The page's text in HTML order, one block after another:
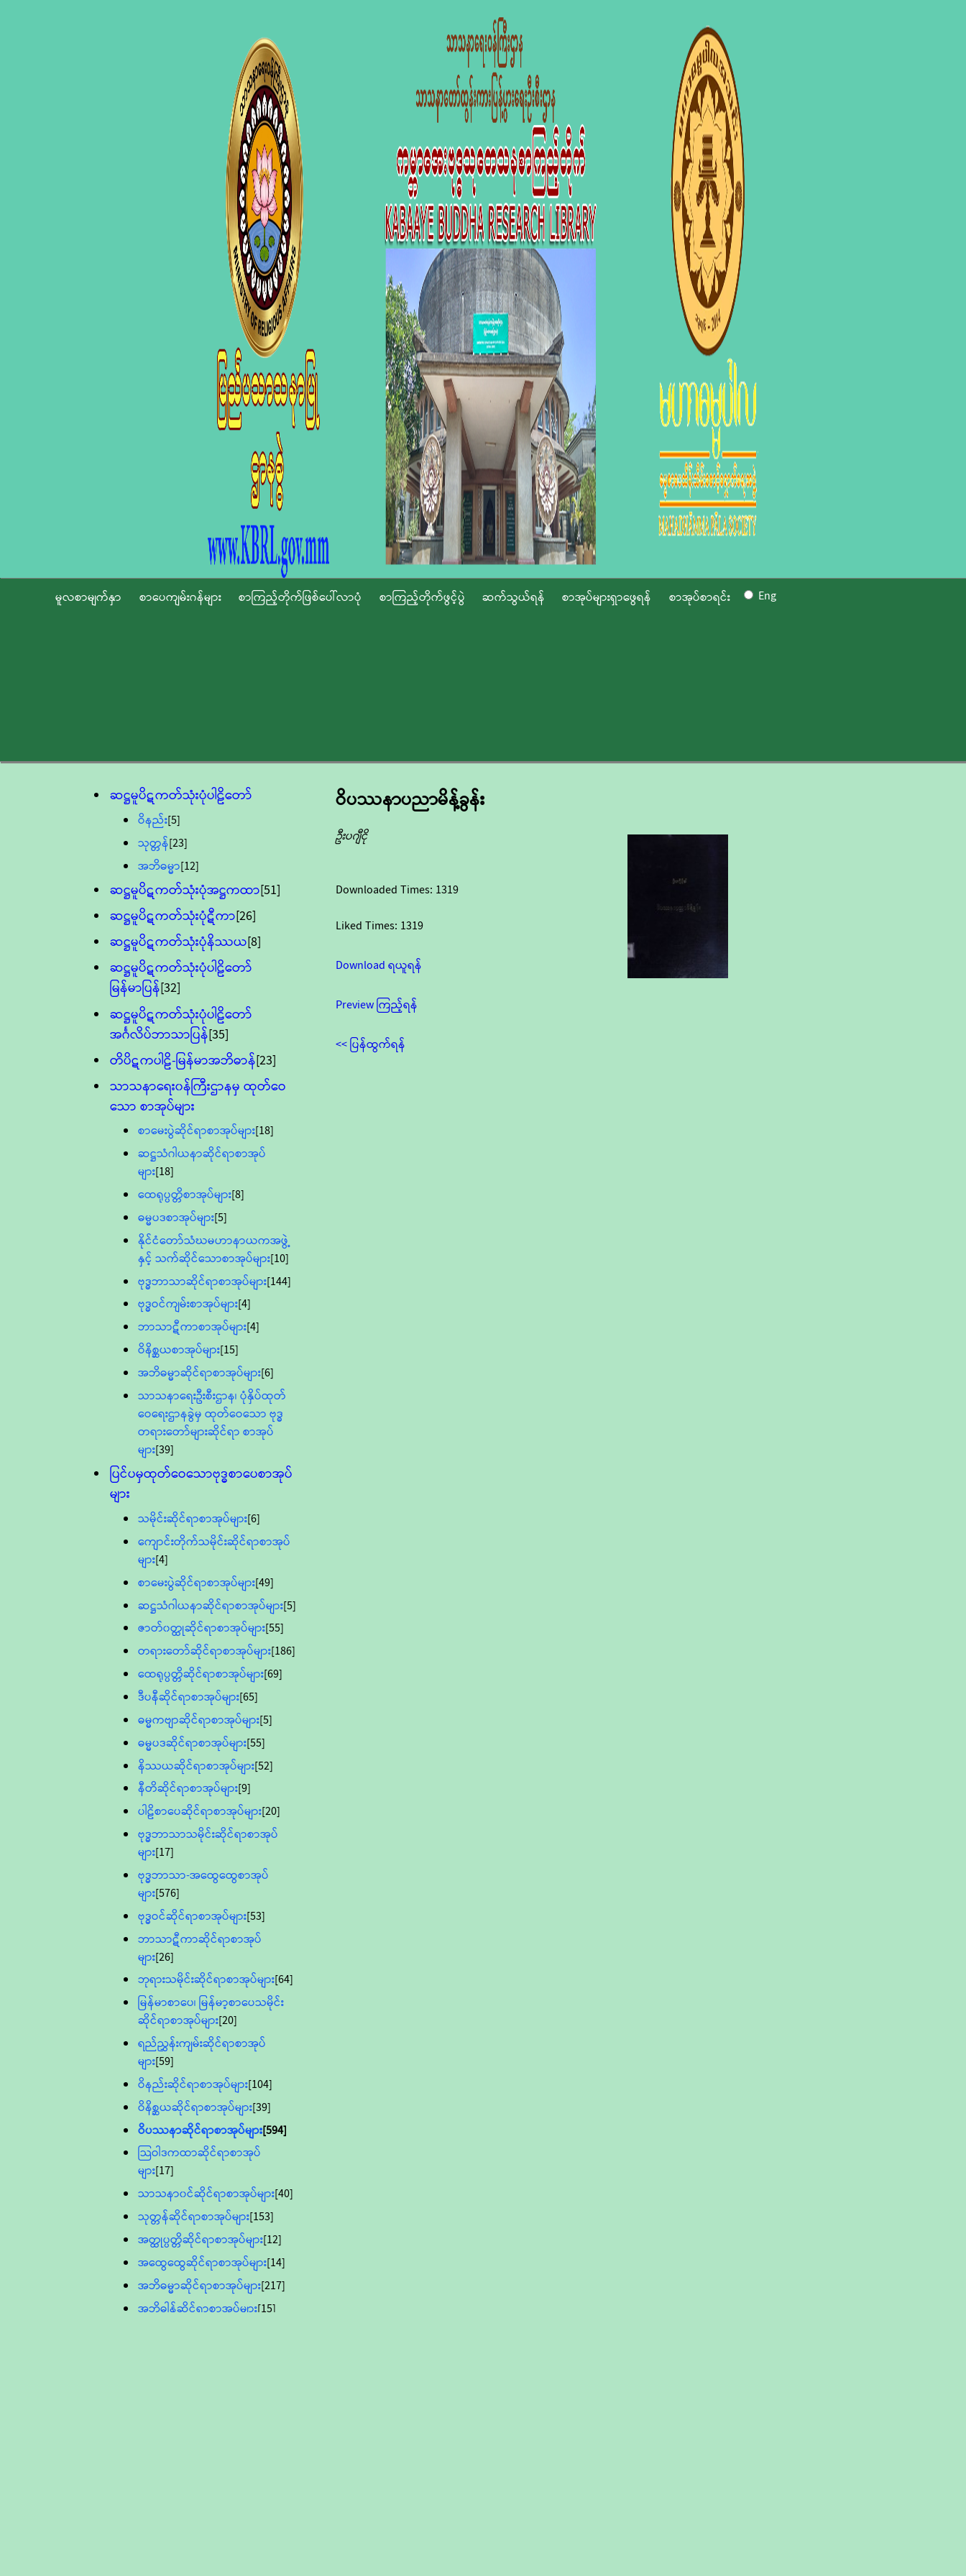
မူလစာမျက်နှာ စာပေကျမ်းဂန်များ စာကြည့်တိုက်ဖြစ်ပေါ်လာပုံ စာကြည့်တိုက်ဖွင့်ပွဲ ဆက်သွယ်ရန် စာအုပ်များရှာဖွေရန် စာအုပ်စာရင်း Eng
ဆဋ္ဌမူပိဋကတ်သုံးပုံပါဠိတော်
ဝိနည်း[5]
သုတ္တန်[23]
အဘိဓမ္မာ[12]
ဆဋ္ဌမူပိဋကတ်သုံးပုံအဋ္ဌကထာ[51]
ဆဋ္ဌမူပိဋကတ်သုံးပုံဋီကာ[26]
ဆဋ္ဌမူပိဋကတ်သုံးပုံနိဿယ[8]
ဆဋ္ဌမူပိဋကတ်သုံးပုံပါဠိတော်
မြန်မာပြန်[32]
ဆဋ္ဌမူပိဋကတ်သုံးပုံပါဠိတော်
အင်္ဂလိပ်ဘာသာပြန်[35]
တိပိဋကပါဠိ-မြန်မာအဘိဓာန်[23]
သာသနာရေး၀န်ကြီးဌာနမှ ထုတ်ဝေ
သော စာအုပ်များ
စာမေးပွဲဆိုင်ရာစာအုပ်များ[18]
ဆဋ္ဌသံဂါယနာဆိုင်ရာစာအုပ်
များ[18]
ထေရုပ္ပတ္တိစာအုပ်များ[8]
ဓမ္မပဒစာအုပ်များ[5]
နိုင်ငံတော်သံဃမဟာနာယကအဖွဲ့
နှင့် သက်ဆိုင်သောစာအုပ်များ[10]
ဗုဒ္ဓဘာသာဆိုင်ရာစာအုပ်များ[144]
ဗုဒ္ဓဝင်ကျမ်းစာအုပ်များ[4]
ဘာသာဋီကာစာအုပ်များ[4]
ဝိနိစ္ဆယစာအုပ်များ[15]
အဘိဓမ္မာဆိုင်ရာစာအုပ်များ[6]
သာသနာရေးဦးစီးဌာန၊ ပုံနှိပ်ထုတ်
ဝေရေးဌာနခွဲမှ ထုတ်ဝေသော ဗုဒ္ဓ
တရားတော်များဆိုင်ရာ စာအုပ်
များ[39]
ပြင်ပမှထုတ်ဝေသောဗုဒ္ဓစာပေစာအုပ်
များ
သမိုင်းဆိုင်ရာစာအုပ်များ[6]
ကျောင်းတိုက်သမိုင်းဆိုင်ရာစာအုပ်
များ[4]
စာမေးပွဲဆိုင်ရာစာအုပ်များ[49]
ဆဋ္ဌသံဂါယနာဆိုင်ရာစာအုပ်များ[5]
ဇာတ်၀တ္ထုဆိုင်ရာစာအုပ်များ[55]
တရားတော်ဆိုင်ရာစာအုပ်များ[186]
ထေရုပ္ပတ္တိဆိုင်ရာစာအုပ်များ[69]
ဒီပနီဆိုင်ရာစာအုပ်များ[65]
ဓမ္မကဗျာဆိုင်ရာစာအုပ်များ[5]
ဓမ္မပဒဆိုင်ရာစာအုပ်များ[55]
နိဿယဆိုင်ရာစာအုပ်များ[52]
နီတိဆိုင်ရာစာအုပ်များ[9]
ပါဠိစာပေဆိုင်ရာစာအုပ်များ[20]
ဗုဒ္ဓဘာသာသမိုင်းဆိုင်ရာစာအုပ်
များ[17]
ဗုဒ္ဓဘာသာ-အထွေထွေစာအုပ်
များ[576]
ဗုဒ္ဓဝင်ဆိုင်ရာစာအုပ်များ[53]
ဘာသာဋီကာဆိုင်ရာစာအုပ်
များ[26]
ဘုရားသမိုင်းဆိုင်ရာစာအုပ်များ[64]
မြန်မာစာပေ၊ မြန်မာ့စာပေသမိုင်း
ဆိုင်ရာစာအုပ်များ[20]
ရည်ညွှန်းကျမ်းဆိုင်ရာစာအုပ်
များ[59]
ဝိနည်းဆိုင်ရာစာအုပ်များ[104]
ဝိနိစ္ဆယဆိုင်ရာစာအုပ်များ[39]
ဝိပဿနာဆိုင်ရာစာအုပ်များ[594]
သြဝါဒကထာဆိုင်ရာစာအုပ်
များ[17]
သာသနာ၀င်ဆိုင်ရာစာအုပ်များ[40]
သုတ္တန်ဆိုင်ရာစာအုပ်များ[153]
အတ္ထုပ္ပတ္တိဆိုင်ရာစာအုပ်များ[12]
အထွေထွေဆိုင်ရာစာအုပ်များ[14]
အဘိဓမ္မာဆိုင်ရာစာအုပ်များ[217]
အဘိဓါန်ဆိုင်ရာစာအုပ်များ[15]
ဝိပဿနာပညာမိန့်ခွန်း
ဦးပဂျီငို
Downloaded Times: 1319
Liked Times: 1319
Download ရယူရန်
Preview ကြည့်ရန်
<< ပြန်ထွက်ရန်